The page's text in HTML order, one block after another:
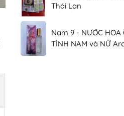
Thái Lan
Nam 9 - NƯỚC HOA
TÌNH NAM và NỮ